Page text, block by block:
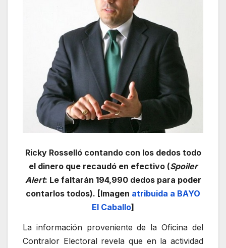
Ricky Rosselló contando con los dedos todo
el dinero que recaudó en efectivo (Spoiler
Alert: Le faltarán 194,990 dedos para poder
contarlos todos). [Imagen atribuida a BAYO
El Caballo]
La información proveniente de la Oficina del
Contralor Electoral revela que en la actividad